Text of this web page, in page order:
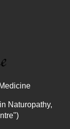
Naturopathy,